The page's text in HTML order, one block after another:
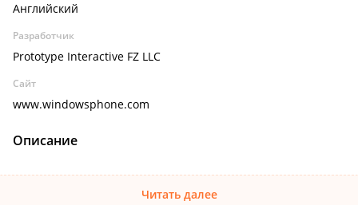
Английский
Разработчик
Prototype Interactive FZ LLC
Сайт
www.windowsphone.com
Описание
Читать далее